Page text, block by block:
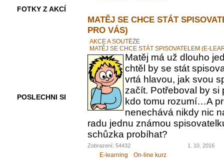
FOTKY Z AKCÍ
POSLECHNI SI
MATĚJ SE CHCE STÁT
PRO VÁS)
AKCE A SOUTĚŽE
MATĚJ SE CHCE STÁT SPISOVATELEM (E-
Matěj má už dlouho
chtěl by se stát
vrtá hlavou, jak svou
začít. Potřeboval by si
kdo tomu rozumí…A
nenechává nikdy nic
radu jednu známou
schůzka probíhat?
Zobrazení: 54432 1. 10. 2016
E-learning On-line kurz